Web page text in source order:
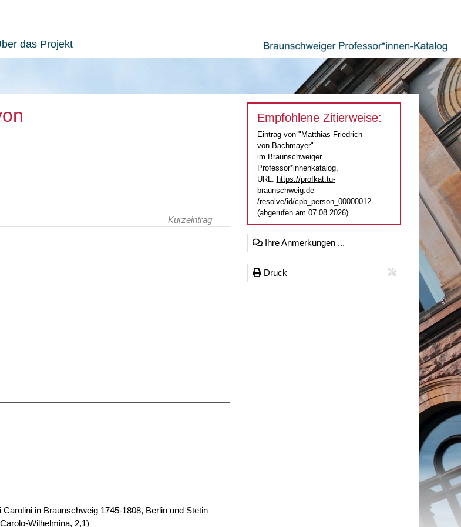
das Projekt
Kurzeintrag
in Braunschweig 1745-1808, Berlin und Stetin
Wilhelmina, 2,1)
Empfohlene Zitierweise:
Eintrag von "Matthias Friedrich
von Bachmayer"
im Braunschweiger
Professor*innenkatalog,
URL: https://profkat.tu-
braunschweig.de
/resolve/id/cpb_person_00000012
(abgerufen am 07.08.2026)
Ihre Anmerkungen ...
Druck